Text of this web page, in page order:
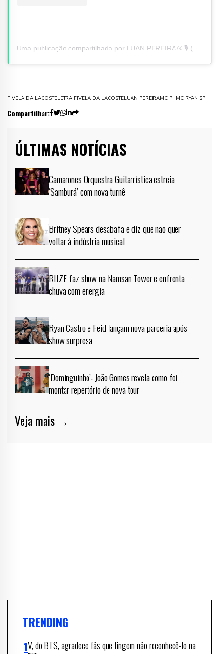
Uma publicação compartilhada por LUAN PEREIRA ® 🎙 (@luanpereiracantor)
FIVELA DA LACOSTELETRA FIVELA DA LACOSTELUAN PEREIRAMC PHMC RYAN SP
Compartilhar:
ÚLTIMAS NOTÍCIAS
Camarones Orquestra Guitarrística estreia
‘Samburá’ com nova turnê
Britney Spears desabafa e diz que não quer
voltar à indústria musical
RIIZE faz show na Namsan Tower e enfrenta
chuva com energia
Ryan Castro e Feid lançam nova parceria após
show surpresa
‘Dominguinho’: João Gomes revela como foi
montar repertório de nova tour
Veja mais →
TRENDING
V, do BTS, agradece fãs que fingem não reconhecê-lo na